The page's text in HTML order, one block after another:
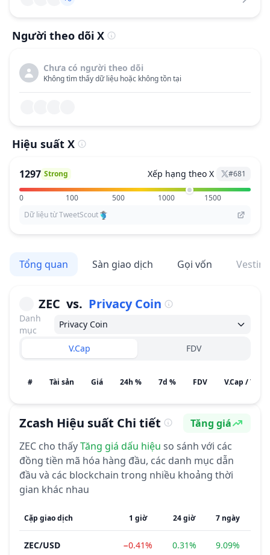
Người theo dõi X
Chưa có người theo dõi
Không tìm thấy dữ liệu hoặc không tồn tại
Hiệu suất X
1297 Strong Xếp hạng theo X #681
0 100 500 1000
1500
Dữ liệu từ TweetScout
Tổng quan Sàn giao dịch Gọi vốn Vesting
ZEC vs. Privacy Coin
Danh
mục
Privacy Coin
V.Cap FDV
# Tài sản Giá 24h % 7d % FDV V.Cap /
Zcash Hiệu suất Chi tiết Cảm tính
Tăng giá
ZEC cho thấyTăng giá dấu hiệu so sánh với các
đồng tiền mã hóa hàng đầu, các danh mục dẫn
đầu và các blockchain trong nhiều khoảng thời
gian khác nhau
Cặp giao dịch 1 giờ 24 giờ 7 ngày
ZEC/USD −0.41% 0.31% 9.09%